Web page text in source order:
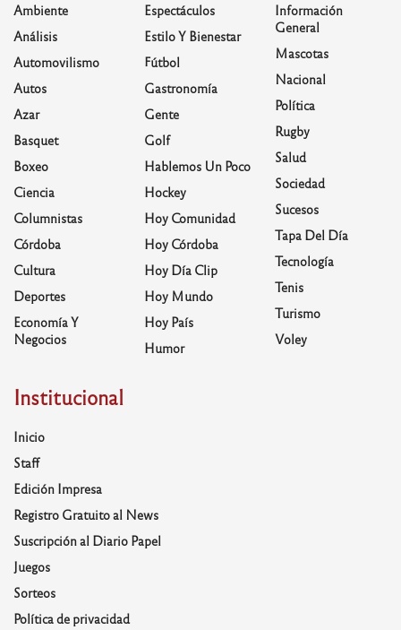
Ambiente
Análisis
Automovilismo
Autos
Azar
Basquet
Boxeo
Ciencia
Columnistas
Córdoba
Cultura
Deportes
Economía Y
Negocios
Espectáculos
Estilo Y Bienestar
Fútbol
Gastronomía
Gente
Golf
Hablemos Un Poco
Hockey
Hoy Comunidad
Hoy Córdoba
Hoy Día Clip
Hoy Mundo
Hoy País
Humor
Información
General
Mascotas
Nacional
Política
Rugby
Salud
Sociedad
Sucesos
Tapa Del Día
Tecnología
Tenis
Turismo
Voley
Institucional
Inicio
Staff
Edición Impresa
Registro Gratuito al News
Suscripción al Diario Papel
Juegos
Sorteos
Política de privacidad